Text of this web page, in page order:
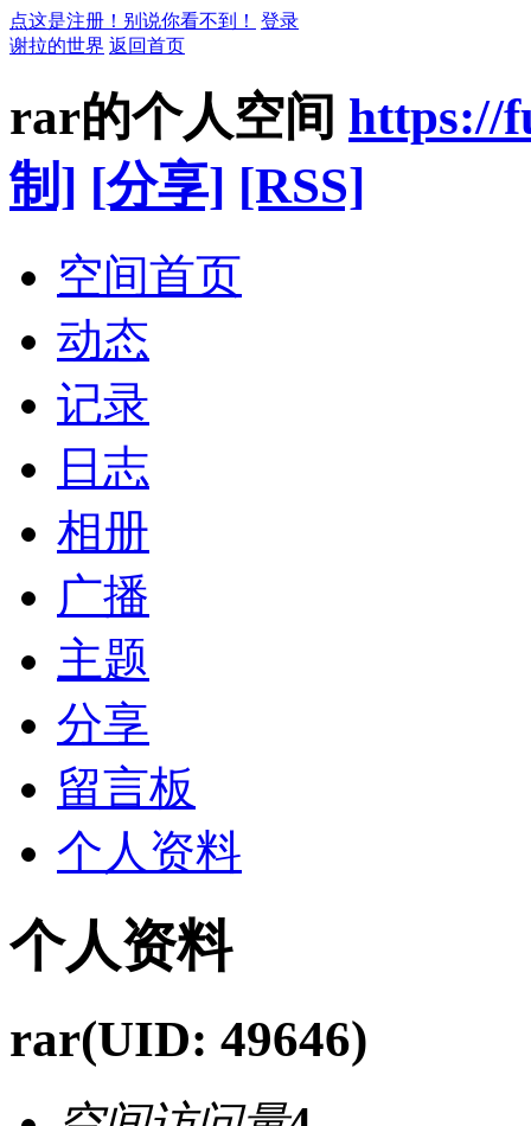
点这是注册！别说你看不到！
登录
谢拉的世界 返回首页
rar的个人空间 https://
制] [分享] [RSS]
空间首页
动态
记录
日志
相册
广播
主题
分享
留言板
个人资料
个人资料
rar(UID: 49646)